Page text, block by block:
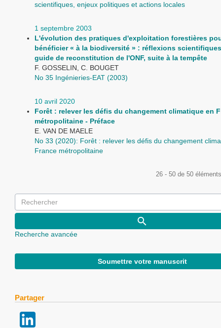
scientifiques, enjeux politiques et actions locales
1 septembre 2003
L'évolution des pratiques d'exploitation forestières
bénéficier « à la biodiversité » : réflexions
guide de reconstitution de l'ONF, suite à la tempête
F. GOSSELIN, C. BOUGET
No 35 Ingénieries-EAT (2003)
10 avril 2020
Forêt : relever les défis du changement climatique en
métropolitaine - Préface
E. VAN DE MAELE
No 33 (2020): Forêt : relever les défis du changement
France métropolitaine
26 - 50 de 50
Recherche avancée
Soumettre votre manuscrit
Partager